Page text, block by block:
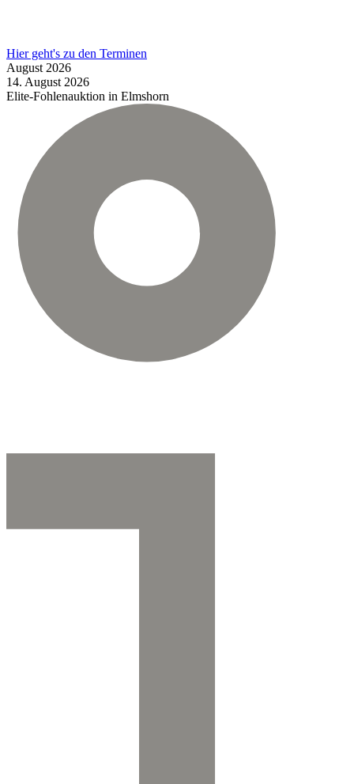
Hier geht's zu den Terminen
August 2026
14. August 2026
Elite-Fohlenauktion in Elmshorn